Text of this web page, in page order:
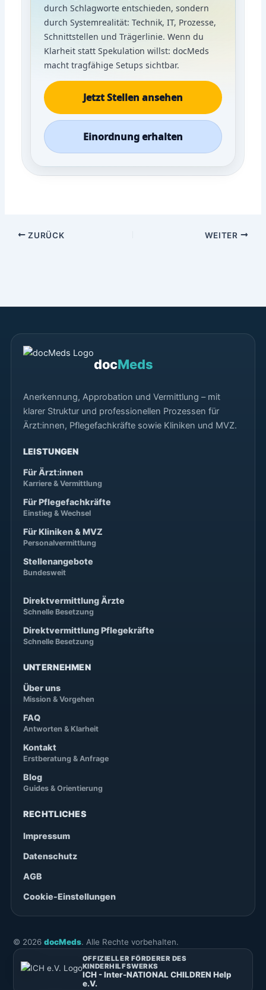
durch Schlagworte entschieden, sondern
durch Systemrealität: Technik, IT, Prozesse,
Schnittstellen und Trägerlinie. Wenn du
Klarheit statt Spekulation willst: docMeds
macht tragfähige Setups sichtbar.
Jetzt Stellen ansehen
Einordnung erhalten
ZURÜCK WEITER
docMeds
Anerkennung, Approbation und Vermittlung – mit
klarer Struktur und professionellen Prozessen für
Ärzt:innen, Pflegefachkräfte sowie Kliniken und MVZ.
LEISTUNGEN
Für Ärzt:innen
Karriere & Vermittlung
Für Pflegefachkräfte
Einstieg & Wechsel
Für Kliniken & MVZ
Personalvermittlung
Stellenangebote
Bundesweit
Direktvermittlung Ärzte
Schnelle Besetzung
Direktvermittlung Pflegekräfte
Schnelle Besetzung
UNTERNEHMEN
Über uns
Mission & Vorgehen
FAQ
Antworten & Klarheit
Kontakt
Erstberatung & Anfrage
Blog
Guides & Orientierung
RECHTLICHES
Impressum
Datenschutz
AGB
Cookie-Einstellungen
© 2026 docMeds. Alle Rechte vorbehalten.
OFFIZIELLER FÖRDERER DES
KINDERHILFSWERKS
ICH - Inter-NATIONAL CHILDREN Help
e.V.